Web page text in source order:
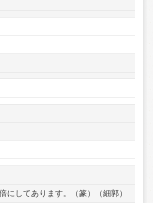
にしてあります。（篆）（細郭）